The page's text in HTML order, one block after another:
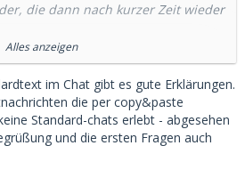
die dann nach kurzer Zeit wieder
anderen Ländern (Frankreich und
Grund
Profilangaben
Alles anzeigen
im Chat gibt es gute Erklärungen.
die per copy&paste
Standard-chats erlebt - abgesehen
und die ersten Fragen auch